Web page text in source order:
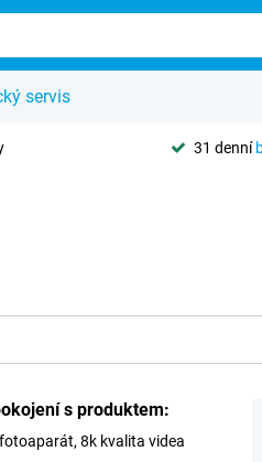
servis
31 denní
s produktem:
8k kvalita videa